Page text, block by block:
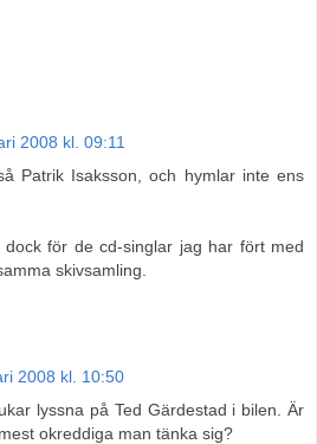
2008 kl. 09:11
Patrik Isaksson, och hymlar inte ens
för de cd-singlar jag har fört med
skivsamling.
2008 kl. 10:50
lyssna på Ted Gärdestad i bilen. Är
okreddiga man tänka sig?